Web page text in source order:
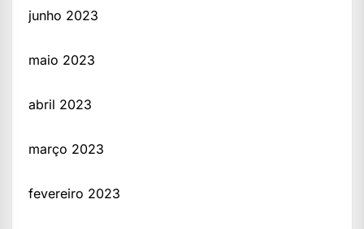
junho 2023
maio 2023
abril 2023
março 2023
fevereiro 2023